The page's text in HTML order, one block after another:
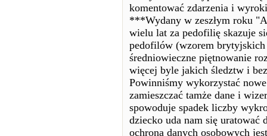
komentować zdarzenia i
***Wydany w zeszłym roku
wielu lat za pedofilię skazuje
pedofilów (wzorem brytyjskich
średniowieczne piętnowanie
więcej byle jakich śledztw i
Powinniśmy wykorzystać
zamieszczać tamże dane i
spowoduje spadek liczby
dziecko uda nam się
ochrona danych osobowych